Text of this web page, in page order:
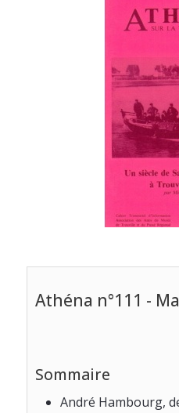
Athéna n°111 -
Sommaire
André Hambourg,